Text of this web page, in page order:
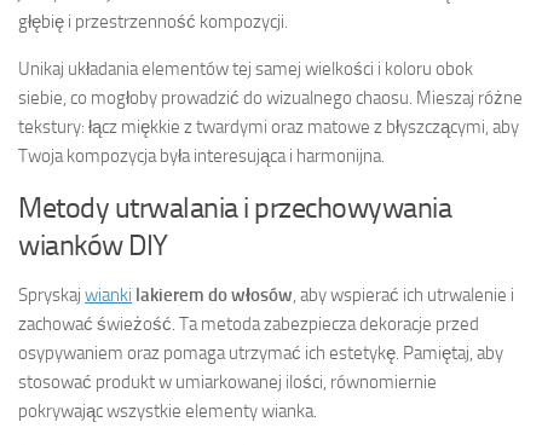
głębię i przestrzenność kompozycji.
Unikaj układania elementów tej samej wielkości i koloru obok
siebie, co mogłoby prowadzić do wizualnego chaosu. Mieszaj różne
tekstury: łącz miękkie z twardymi oraz matowe z błyszczącymi, aby
Twoja kompozycja była interesująca i harmonijna.
Metody utrwalania i przechowywania
wianków DIY
Spryskaj wianki lakierem do włosów , aby wspierać ich utrwalenie i
zachować świeżość. Ta metoda zabezpiecza dekoracje przed
osypywaniem oraz pomaga utrzymać ich estetykę. Pamiętaj, aby
stosować produkt w umiarkowanej ilości, równomiernie
pokrywając wszystkie elementy wianka.